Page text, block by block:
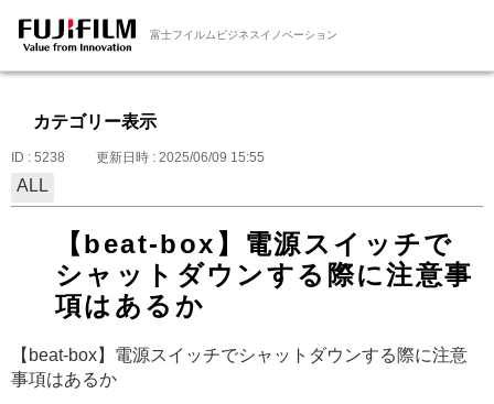
富士フイルムビジネスイノベーション
カテゴリー表示
ID : 5238 更新日時 : 2025/06/09 15:55
ALL
【beat-box】電源スイッチで
シャットダウンする際に注意事
項はあるか
【beat-box】電源スイッチでシャットダウンする際に注意
事項はあるか